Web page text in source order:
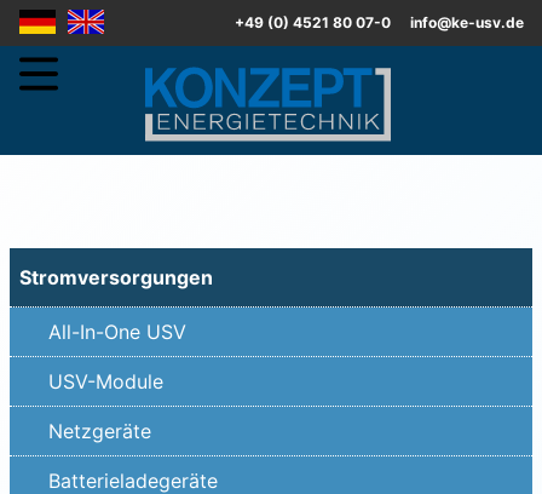
DE EN +49 (0) 4521 80 07-0 info@ke-usv.de
Stromversorgungen
All-In-One USV
USV-Module
Netzgeräte
Batterieladegeräte